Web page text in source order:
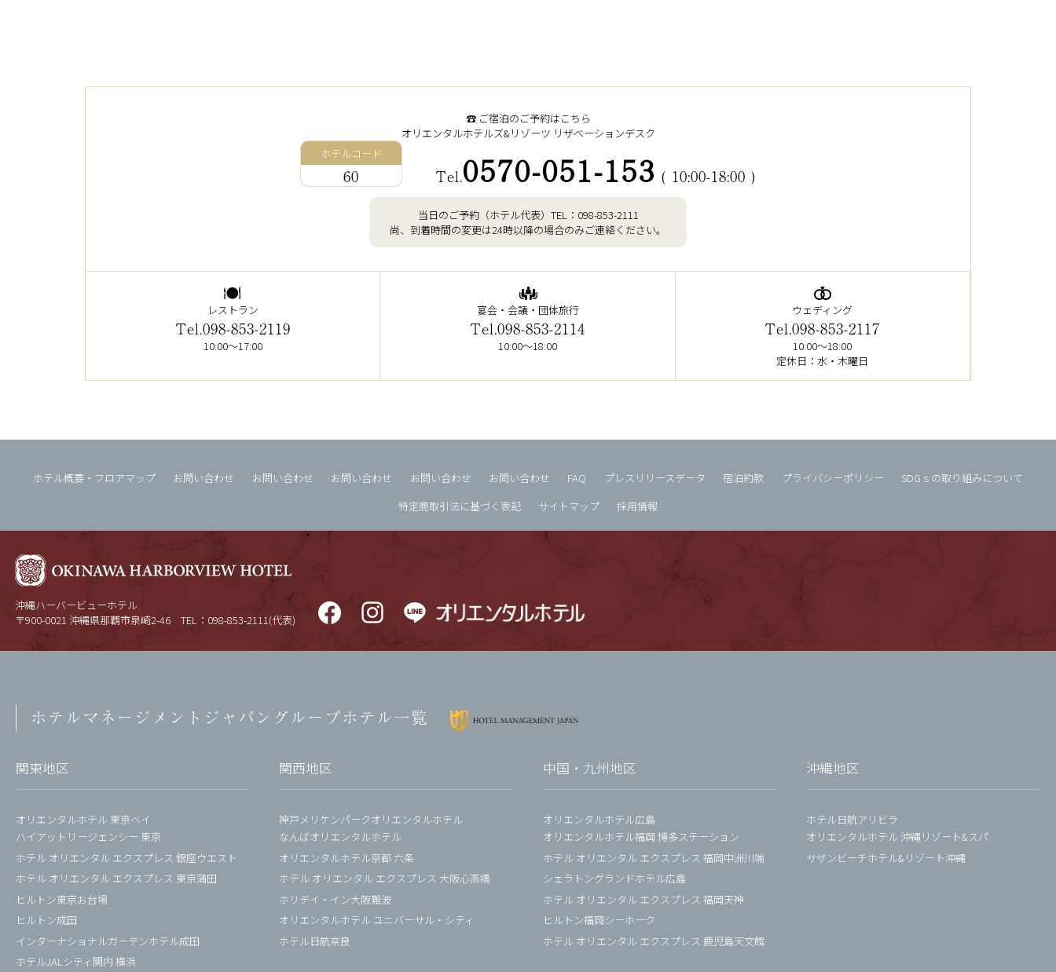
☎︎ ご宿泊のご予約はこちら
オリエンタルホテルズ&リゾーツ リザベーションデスク
ホテルコード
60 Tel.0570-051-153 ( 10:00-18:00 )
当日のご予約（ホテル代表） TEL： 098-853-2111
尚、到着時間の変更は24時以降の場合のみご連絡ください。
レストラン
Tel.098-853-2119
10:00～17:00
宴会・会議・団体旅行
Tel.098-853-2114
10:00～18:00
ウェディング
Tel.098-853-2117
10:00～18:00
定休日：水・木曜日
ホテル概要・フロアマップ お問い合わせ お問い合わせ お問い合わせ お問い合わせ お問い合わせ FAQ プレスリリースデータ 宿泊約款 プライバシーポリシー
SDGｓの取り組みについて
特定商取引法に基づく表記
サイトマップ 採用情報
沖縄ハーバービューホテル
〒900-0021 沖縄県那覇市泉崎2-46 TEL：098-853-2111(代表)
ホテルマネージメントジャパン グループホテル一覧
関東地区
オリエンタルホテル 東京ベイ
ハイアットリージェンシー 東京
ホテル オリエンタル エクスプレス 銀座ウエスト
ホテル オリエンタル エクスプレス 東京蒲田
ヒルトン東京お台場
ヒルトン成田
インターナショナルガーデンホテル成田
ホテルJALシティ関内 横浜
関西地区
神戸メリケンパークオリエンタルホテル
なんばオリエンタルホテル
オリエンタルホテル京都 六条
ホテル オリエンタル エクスプレス 大阪心斎橋
ホリデイ・イン大阪難波
オリエンタルホテル ユニバーサル・シティ
ホテル日航奈良
中国・九州地区
オリエンタルホテル広島
オリエンタルホテル福岡 博多ステーション
ホテル オリエンタル エクスプレス 福岡中洲川端
シェラトングランドホテル広島
ホテル オリエンタル エクスプレス 福岡天神
ヒルトン福岡シーホーク
ホテル オリエンタル エクスプレス 鹿児島天文館
沖縄地区
ホテル日航アリビラ
オリエンタルホテル 沖縄リゾート&スパ
サザンビーチホテル&リゾート沖縄